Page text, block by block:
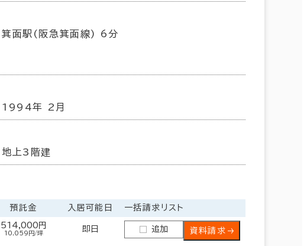
箕面駅(阪急箕面線) 6分
1994年 2月
地上3階建
預託金 入居可能日 一括請求リスト
514,000円
10,059円/坪 即日 追加 資料請求